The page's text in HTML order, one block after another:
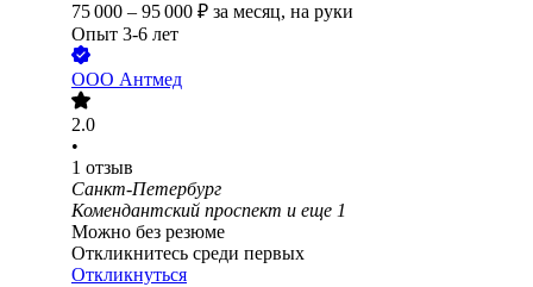
75 000 – 95 000 ₽ за месяц, на руки
Опыт 3-6 лет
ООО Антмед
2.0
•
1 отзыв
Санкт-Петербург
Комендантский проспект и еще 1
Можно без резюме
Откликнитесь среди первых
Откликнуться